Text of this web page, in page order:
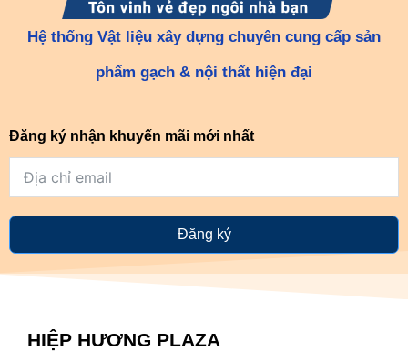
Hệ thống Vật liệu xây dựng chuyên cung cấp sản
phẩm gạch & nội thất hiện đại
Đăng ký nhận khuyến mãi mới nhất
Đăng ký
HIỆP HƯƠNG PLAZA